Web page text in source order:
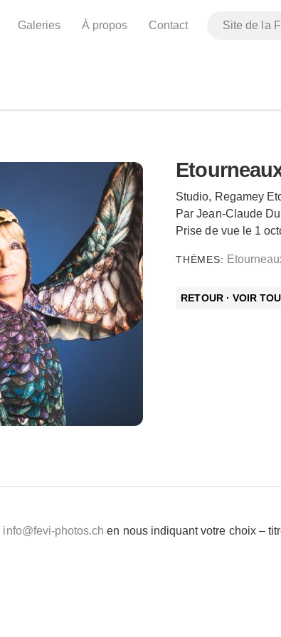
Galeries À propos Contact Site de la
Studio, Regamey
Par Jean-Claude
Prise de vue le 1
THÈMES:
RETOUR · VOIR
info@fevi-photos.ch en nous indiquant votre choix –